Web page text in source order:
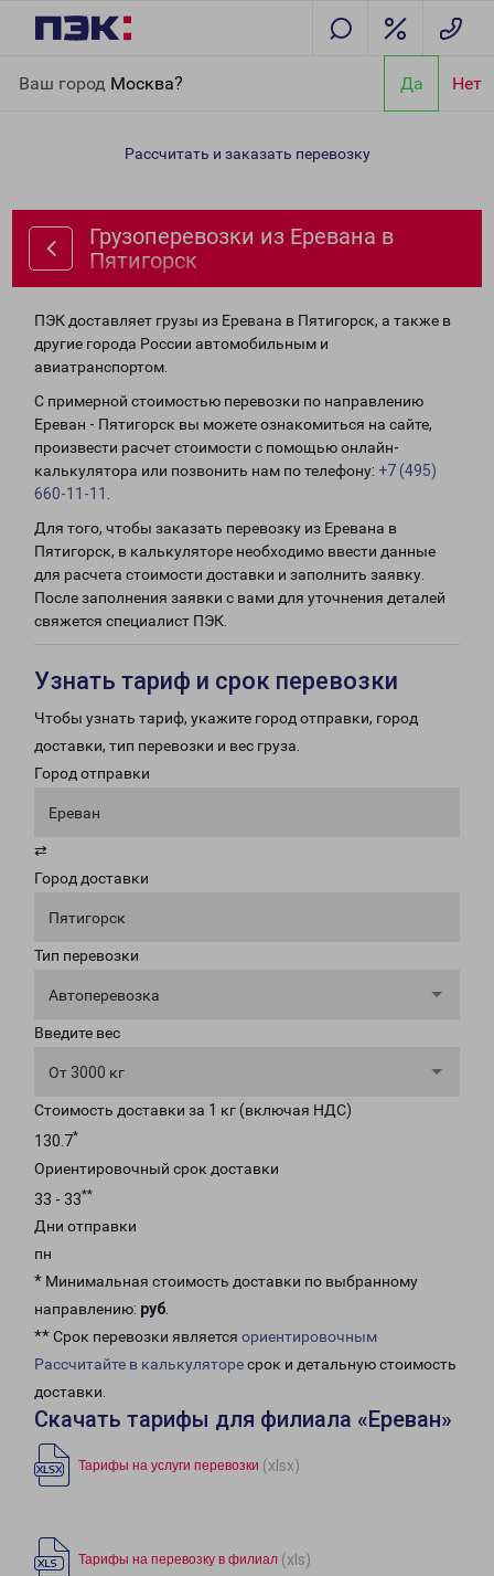
Ваш город Москва? Да Нет
Пятигорск
Рассчитать и заказать перевозку
Грузоперевозки из Еревана в
Пятигорск
ПЭК доставляет грузы из Еревана в Пятигорск, а также в
другие города России автомобильным и
авиатранспортом.
С примерной стоимостью перевозки по направлению
Ереван - Пятигорск вы можете ознакомиться на сайте,
произвести расчет стоимости с помощью онлайн-
калькулятора или позвонить нам по телефону: +7 (495)
660-11-11
Для того, чтобы заказать перевозку из Еревана в
Пятигорск, в калькуляторе необходимо ввести данные
для расчета стоимости доставки и заполнить заявку.
После заполнения заявки с вами для уточнения деталей
свяжется специалист ПЭК.
Узнать тариф и срок перевозки
Чтобы узнать тариф, укажите город отправки, город
доставки, тип перевозки и вес груза.
Город отправки
Ереван
⇄
Город доставки
Пятигорск
Тип перевозки
Автоперевозка
Введите вес
От 3000 кг
Стоимость доставки за 1 кг (включая НДС)
130.7*
Ориентировочный срок доставки
33 - 33**
Дни отправки
пн
* Минимальная стоимость доставки по выбранному
направлению: руб.
** Срок перевозки является ориентировочным
Рассчитайте в калькуляторесрок и детальную стоимость
доставки.
Скачать тарифы для филиала «Ереван»
Тарифы на услуги перевозки (xlsx)
Тарифы на перевозку в филиал (xls)